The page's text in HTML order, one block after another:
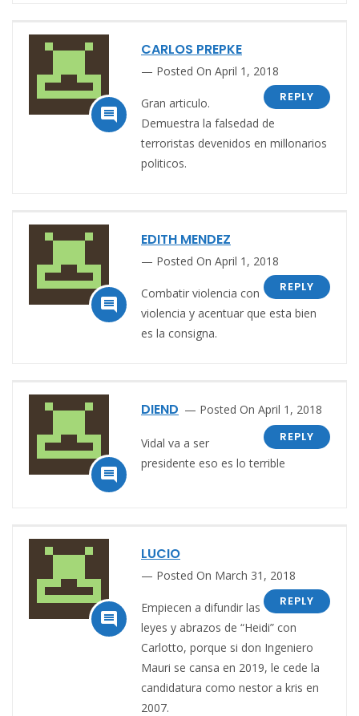

CARLOS PREPKE
Posted On April 1, 2018
REPLY
Gran articulo.
Demuestra la falsedad de
terroristas devenidos en millonarios
politicos.

EDITH MENDEZ
Posted On April 1, 2018
REPLY
Combatir violencia con
violencia y acentuar que esta bien
es la consigna.

DIEND
Posted On April 1, 2018
REPLY
Vidal va a ser
presidente eso es lo terrible

LUCIO
Posted On March 31, 2018
REPLY
Empiecen a difundir las
leyes y abrazos de “Heidi” con
Carlotto, porque si don Ingeniero
Mauri se cansa en 2019, le cede la
candidatura como nestor a kris en
2007.